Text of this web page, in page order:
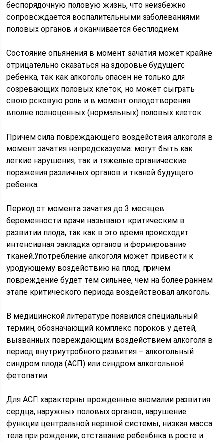
беспорядочную половую жизнь, что неизбежно
сопровождается воспалительными заболеваниями
половых органов и оканчивается бесплодием.
Состояние опьянения в момент зачатия может крайне
отрицательно сказаться на здоровье будущего
ребенка, так как алкоголь опасен не только для
созревающих половых клеток, но может сыграть
свою роковую роль и в момент оплодотворения
вполне полноценных (нормальных) половых клеток.
Причем сила повреждающего воздействия алкоголя в
момент зачатия непредсказуема: могут быть как
легкие нарушения, так и тяжелые органические
поражения различных органов и тканей будущего
ребенка.
Период от момента зачатия до 3 месяцев
беременности врачи называют критическим в
развитии плода, так как в это время происходит
интенсивная закладка органов и формирование
тканей.Употребление алкоголя может привести к
уродующему воздействию на плод, причем
повреждение будет тем сильнее, чем на более раннем
этапе критического периода воздействовал алкоголь.
В медицинской литературе появился специальный
термин, обозначающий комплекс пороков у детей,
вызванных повреждающим воздействием алкоголя в
период внутриутробного развития – алкогольный
синдром плода (АСП) или синдром алкогольной
фетопатии.
Для АСП характерны врожденные аномалии развития
сердца, наружных половых органов, нарушение
функции центральной нервной системы, низкая масса
тела при рождении, отставание ребен6нка в росте и